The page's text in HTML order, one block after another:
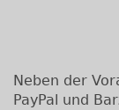
Neben der
PayPal und